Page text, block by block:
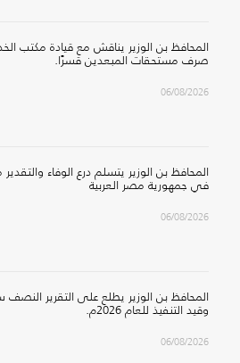
المحافظ بن الوزير يناقش مع قيادة مكتب
صرف مستحقات المبعدين قسرًا.
06/08/2026
المحافظ بن الوزير يتسلم درع الوفاء
في جمهورية مصر العربية
06/08/2026
المحافظ بن الوزير يطلع على التقرير
وقيد التنفيذ للعام 2026م.
06/08/2026